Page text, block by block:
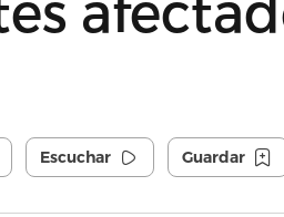
Escuchar Guardar